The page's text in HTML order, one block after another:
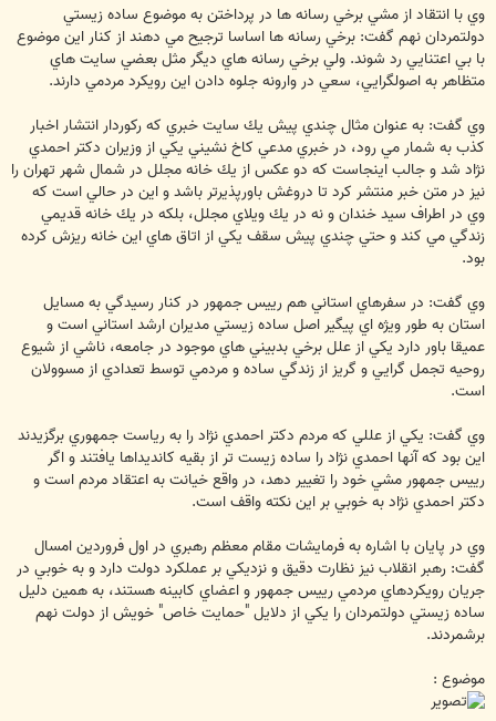
وي با انتقاد از مشي برخي رسانه ها در پرداختن به موضوع ساده زيستي
دولتمردان نهم گفت: برخي رسانه ها اساسا ترجيح مي دهند از كنار اين موضوع
با بي اعتنايي رد شوند. ولي برخي رسانه هاي ديگر مثل بعضي سايت هاي
متظاهر به اصولگرايي، سعي در وارونه جلوه دادن اين رويكرد مردمي دارند.
وي گفت: به عنوان مثال چندي پيش يك سايت خبري كه ركوردار انتشار اخبار
كذب به شمار مي رود، در خبري مدعي كاخ نشيني يكي از وزيران دكتر احمدي
نژاد شد و جالب اينجاست كه دو عكس از يك خانه مجلل در شمال شهر تهران را
نيز در متن خبر منتشر كرد تا دروغش باورپذيرتر باشد و اين در حالي است كه
وي در اطراف سيد خندان و نه در يك ويلاي مجلل، بلكه در يك خانه قديمي
زندگي مي كند و حتي چندي پيش سقف يكي از اتاق هاي اين خانه ريزش كرده
بود.
وي گفت: در سفرهاي استاني هم رييس جمهور در كنار رسيدگي به مسايل
استان به طور ويژه اي پيگير اصل ساده زيستي مديران ارشد استاني است و
عميقا باور دارد يكي از علل برخي بدبيني هاي موجود در جامعه، ناشي از شيوع
روحيه تجمل گرايي و گريز از زندگي ساده و مردمي توسط تعدادي از مسوولان
است.
وي گفت: يكي از عللي كه مردم دكتر احمدي نژاد را به رياست جمهوري برگزيدند
اين بود كه آنها احمدي نژاد را ساده زيست تر از بقيه كانديداها يافتند و اگر
رييس جمهور مشي خود را تغيير دهد، در واقع خيانت به اعتقاد مردم است و
دكتر احمدي نژاد به خوبي بر اين نكته واقف است.
وي در پايان با اشاره به فرمايشات مقام معظم رهبري در اول فروردين امسال
گفت: رهبر انقلاب نيز نظارت دقيق و نزديكي بر عملكرد دولت دارد و به خوبي در
جريان رويكردهاي مردمي رييس جمهور و اعضاي كابينه هستند، به همين دليل
ساده زيستي دولتمردان را يكي از دلايل "حمايت خاص" خويش از دولت نهم
برشمردند.
موضوع :